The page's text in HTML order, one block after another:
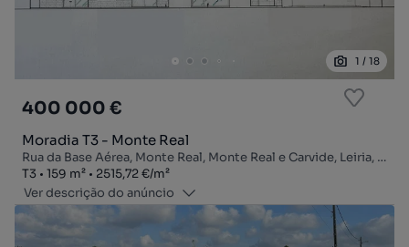
1 / 18
400 000 €
Moradia T3 - Monte Real
Rua da Base Aérea, Monte Real, Monte Real e Carvide, Leiria, Leiria
Tipologia
T3
Zona159 m²
Preço por metro quadrado
2515,72 €/m²
Ver descrição do anúncio